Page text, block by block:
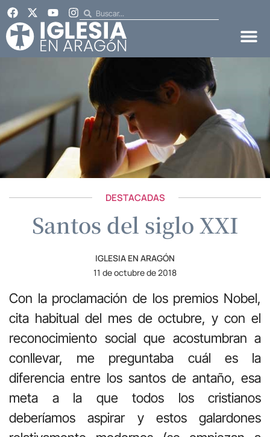
DESTACADAS
Santos del siglo XXI
IGLESIA EN ARAGÓN
11 de octubre de 2018
Con la proclamación de los premios Nobel,
cita habitual del mes de octubre, y con el
reconocimiento social que acostumbran a
conllevar, me preguntaba cuál es la
diferencia entre los santos de antaño, esa
meta a la que todos los cristianos
deberíamos aspirar y estos galardones